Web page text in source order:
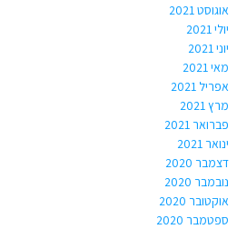
אוגוסט 2021
יולי 2021
יוני 2021
מאי 2021
אפריל 2021
מרץ 2021
פברואר 2021
ינואר 2021
דצמבר 2020
נובמבר 2020
אוקטובר 2020
ספטמבר 2020